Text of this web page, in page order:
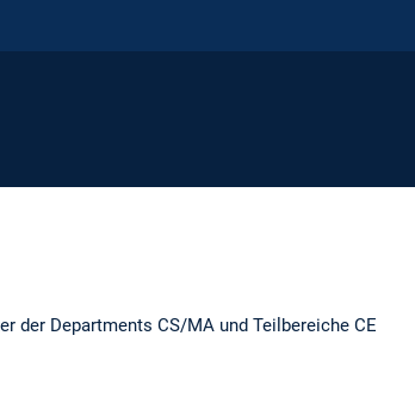
der Departments CS/MA und Teilbereiche CE